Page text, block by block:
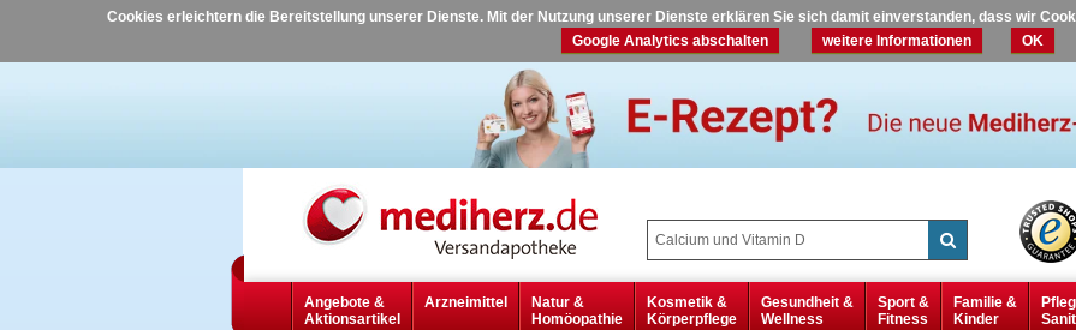
Cookies erleichtern die Bereitstellung unserer Dienste. Mit der Nutzung unserer Dienste erklären Sie sich damit einverstanden, dass wir
Google Analytics abschalten
weitere Informationen OK
Angebote &
Aktionsartikel
Arzneimittel
Natur &
Homöopathie
Kosmetik &
Körperpflege
Gesundheit &
Wellness
Sport &
Fitness
Familie &
Kinder